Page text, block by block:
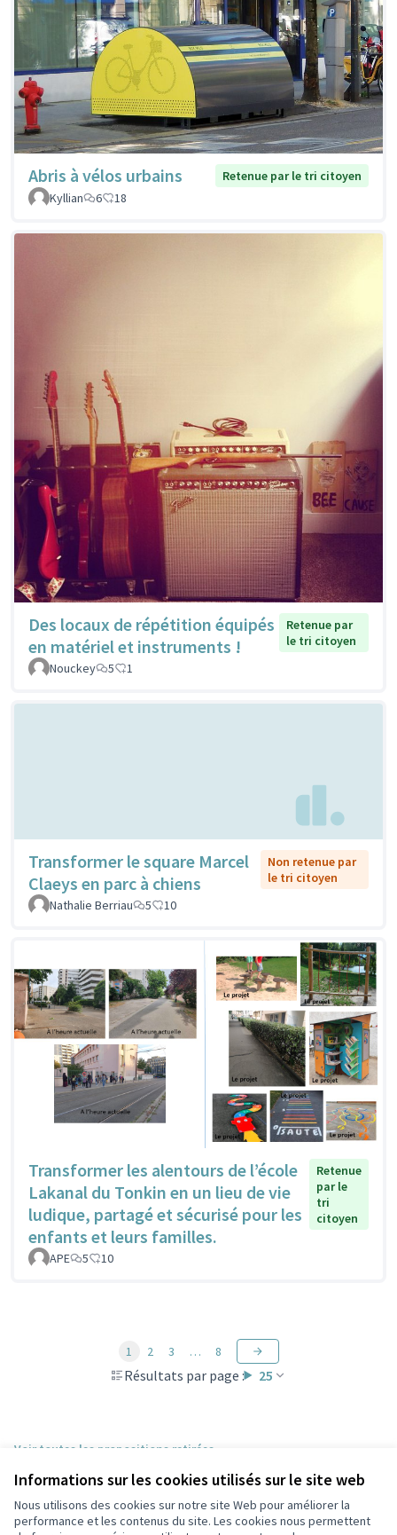
Informations sur les cookies utilisés sur le site web
Nous utilisons des cookies sur notre site Web pour améliorer la
performance et les contenus du site. Les cookies nous permettent
Abris à vélos urbains
Retenue par le tri citoyen
Kyllian
6 18
Des locaux de répétition équipés
en matériel et instruments !
Retenue par
le tri citoyen
Nouckey
5 1
Transformer le square Marcel
Claeys en parc à chiens
Non retenue par
le tri citoyen
Nathalie Berriau
5 10
Transformer les alentours de l’école
Lakanal du Tonkin en un lieu de vie
ludique, partagé et sécurisé pour les
enfants et leurs familles.
Retenue
par le
tri
citoyen
APE 5 10
Résultats par page : 25
1 2 3 … 8
Voir toutes les propositions retirées
Conditions d'utilisation
Paramètres des cookies